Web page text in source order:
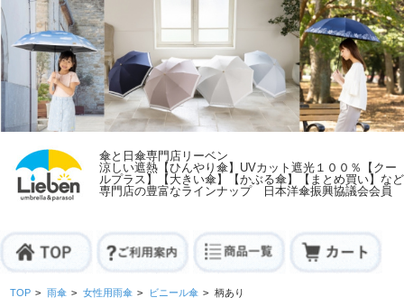
傘と日傘専門店リーベン
涼しい遮熱【ひんやり傘】UVカット遮光１００％【クー
ルプラス】【大きい傘】【かぶる傘】【まとめ買い】など
専門店の豊富なラインナップ 日本洋傘振興協議会会員
TOP > 雨傘 > 女性用雨傘 > ビニール傘 > 柄あり